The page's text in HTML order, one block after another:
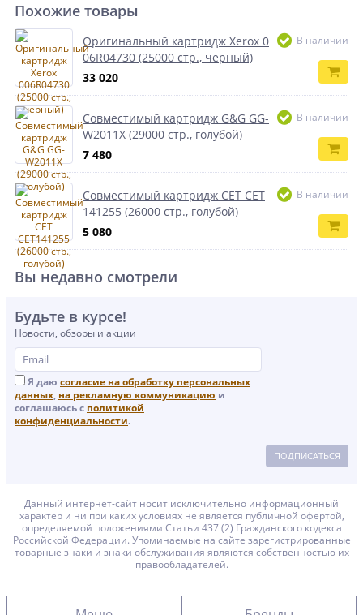
Похожие товары
Оригинальный картридж Xerox 0
06R04730 (25000 стр., черный)
33 020
В наличии
Совместимый картридж G&G GG-
W2011X (29000 стр., голубой)
7 480
В наличии
Совместимый картридж CET CET
141255 (26000 стр., голубой)
5 080
В наличии
Вы недавно смотрели
Будьте в курсе!
Новости, обзоры и акции
Я даю согласие на обработку персональных
данных, на рекламную коммуникацию и
соглашаюсь с политикой
конфиденциальности.
ПОДПИСАТЬСЯ
Данный интернет-сайт носит исключительно информационный
характер и ни при каких условиях не является публичной офертой,
определяемой положениями Статьи 437 (2) Гражданского кодекса
Российской Федерации. Упоминаемые на сайте зарегистрированные
товарные знаки и знаки обслуживания являются собственностью их
правообладателей.